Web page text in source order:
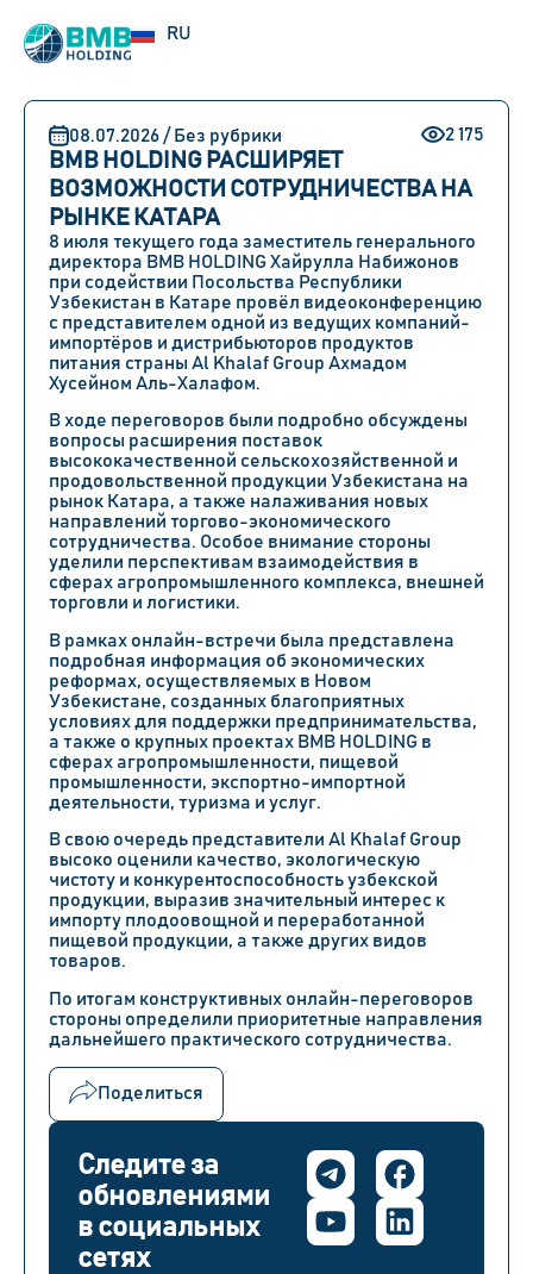
RU
UZ
08.07.2026 / Без рубрики 2 175
BMB HOLDING РАСШИРЯЕТ
ВОЗМОЖНОСТИ СОТРУДНИЧЕСТВА НА
РЫНКЕ КАТАРА
8 июля текущего года заместитель генерального
директора BMB HOLDING Хайрулла Набижонов
при содействии Посольства Республики
Узбекистан в Катаре провёл видеоконференцию
с представителем одной из ведущих компаний-
импортёров и дистрибьюторов продуктов
питания страны Al Khalaf Group Ахмадом
Хусейном Аль-Халафом.
В ходе переговоров были подробно обсуждены
вопросы расширения поставок
высококачественной сельскохозяйственной и
продовольственной продукции Узбекистана на
рынок Катара, а также налаживания новых
направлений торгово-экономического
сотрудничества. Особое внимание стороны
уделили перспективам взаимодействия в
сферах агропромышленного комплекса, внешней
торговли и логистики.
В рамках онлайн-встречи была представлена
подробная информация об экономических
реформах, осуществляемых в Новом
Узбекистане, созданных благоприятных
условиях для поддержки предпринимательства,
а также о крупных проектах BMB HOLDING в
сферах агропромышленности, пищевой
промышленности, экспортно-импортной
деятельности, туризма и услуг.
В свою очередь представители Al Khalaf Group
высоко оценили качество, экологическую
чистоту и конкурентоспособность узбекской
продукции, выразив значительный интерес к
импорту плодоовощной и переработанной
пищевой продукции, а также других видов
товаров.
По итогам конструктивных онлайн-переговоров
стороны определили приоритетные направления
дальнейшего практического сотрудничества.
Поделиться
Следите за
обновлениями
в социальных
сетях